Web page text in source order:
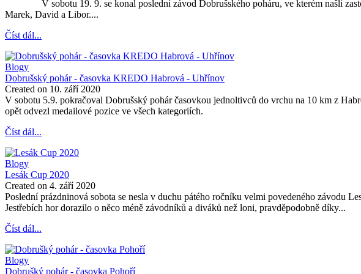
V sobotu 19. 9. se konal poslední závod Dobrušského poháru, ve kterém našli
Marek, David a Libor....
Číst dál...
Blogy
Dobrušský pohár - časovka KREDO Habrová - Uhřínov
Created on 10. září 2020
V sobotu 5.9. pokračoval Dobrušský pohár časovkou jednoltivců do vrchu na 10 km z
opět odvezl medailové pozice ve všech kategoriích.
Číst dál...
Blogy
Lesák Cup 2020
Created on 4. září 2020
Poslední prázdninová sobota se nesla v duchu pátého ročníku velmi povedeného závodu
Jestřebích hor dorazilo o něco méně závodníků a diváků než loni, pravděpodobně díky...
Číst dál...
Blogy
Dobrušký pohár - časovka Pohoří